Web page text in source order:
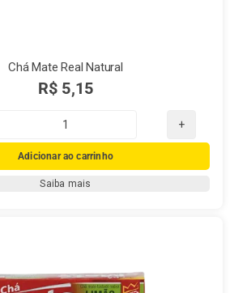
Chá Mate Real Natural
R$ 5,15
Chá
Mate
Real
Adicionar ao carrinho
Saiba mais